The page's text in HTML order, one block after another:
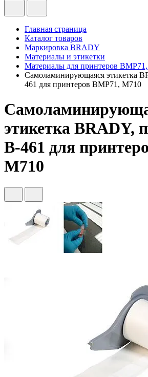
Главная страница
Каталог товаров
Маркировка BRADY
Материалы и этикетки
Материалы для принтеров
Самоламинирующаяся этикетка
461 для принтеров BMP71, M710
этикетка BRADY,
B-461 для
M710